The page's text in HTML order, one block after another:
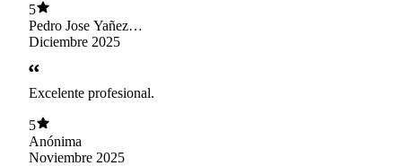
5
Pedro Jose Yañez
Parkers
Diciembre 2025
Excelente profesional.
5
Anónima
Noviembre 2025